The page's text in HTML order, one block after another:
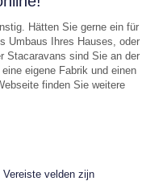
Hätten Sie gerne ein für
Umbaus Ihres Hauses, oder
Stacaravans sind Sie an der
eigene Fabrik und einen
finden Sie weitere
Vereiste velden zijn